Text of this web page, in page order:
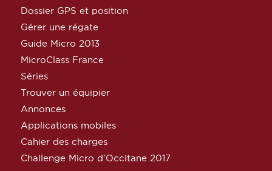
Dossier GPS et position
Gérer une régate
Guide Micro 2013
MicroClass France
Séries
Trouver un équipier
Annonces
Applications mobiles
Cahier des charges
Challenge Micro d’Occitane 2017